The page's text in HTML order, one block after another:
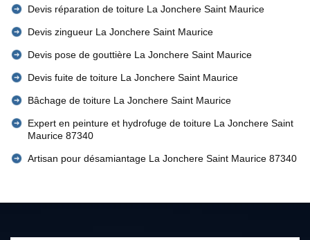
Devis réparation de toiture La Jonchere Saint Maurice
Devis zingueur La Jonchere Saint Maurice
Devis pose de gouttière La Jonchere Saint Maurice
Devis fuite de toiture La Jonchere Saint Maurice
Bâchage de toiture La Jonchere Saint Maurice
Expert en peinture et hydrofuge de toiture La Jonchere Saint
Maurice 87340
Artisan pour désamiantage La Jonchere Saint Maurice 87340